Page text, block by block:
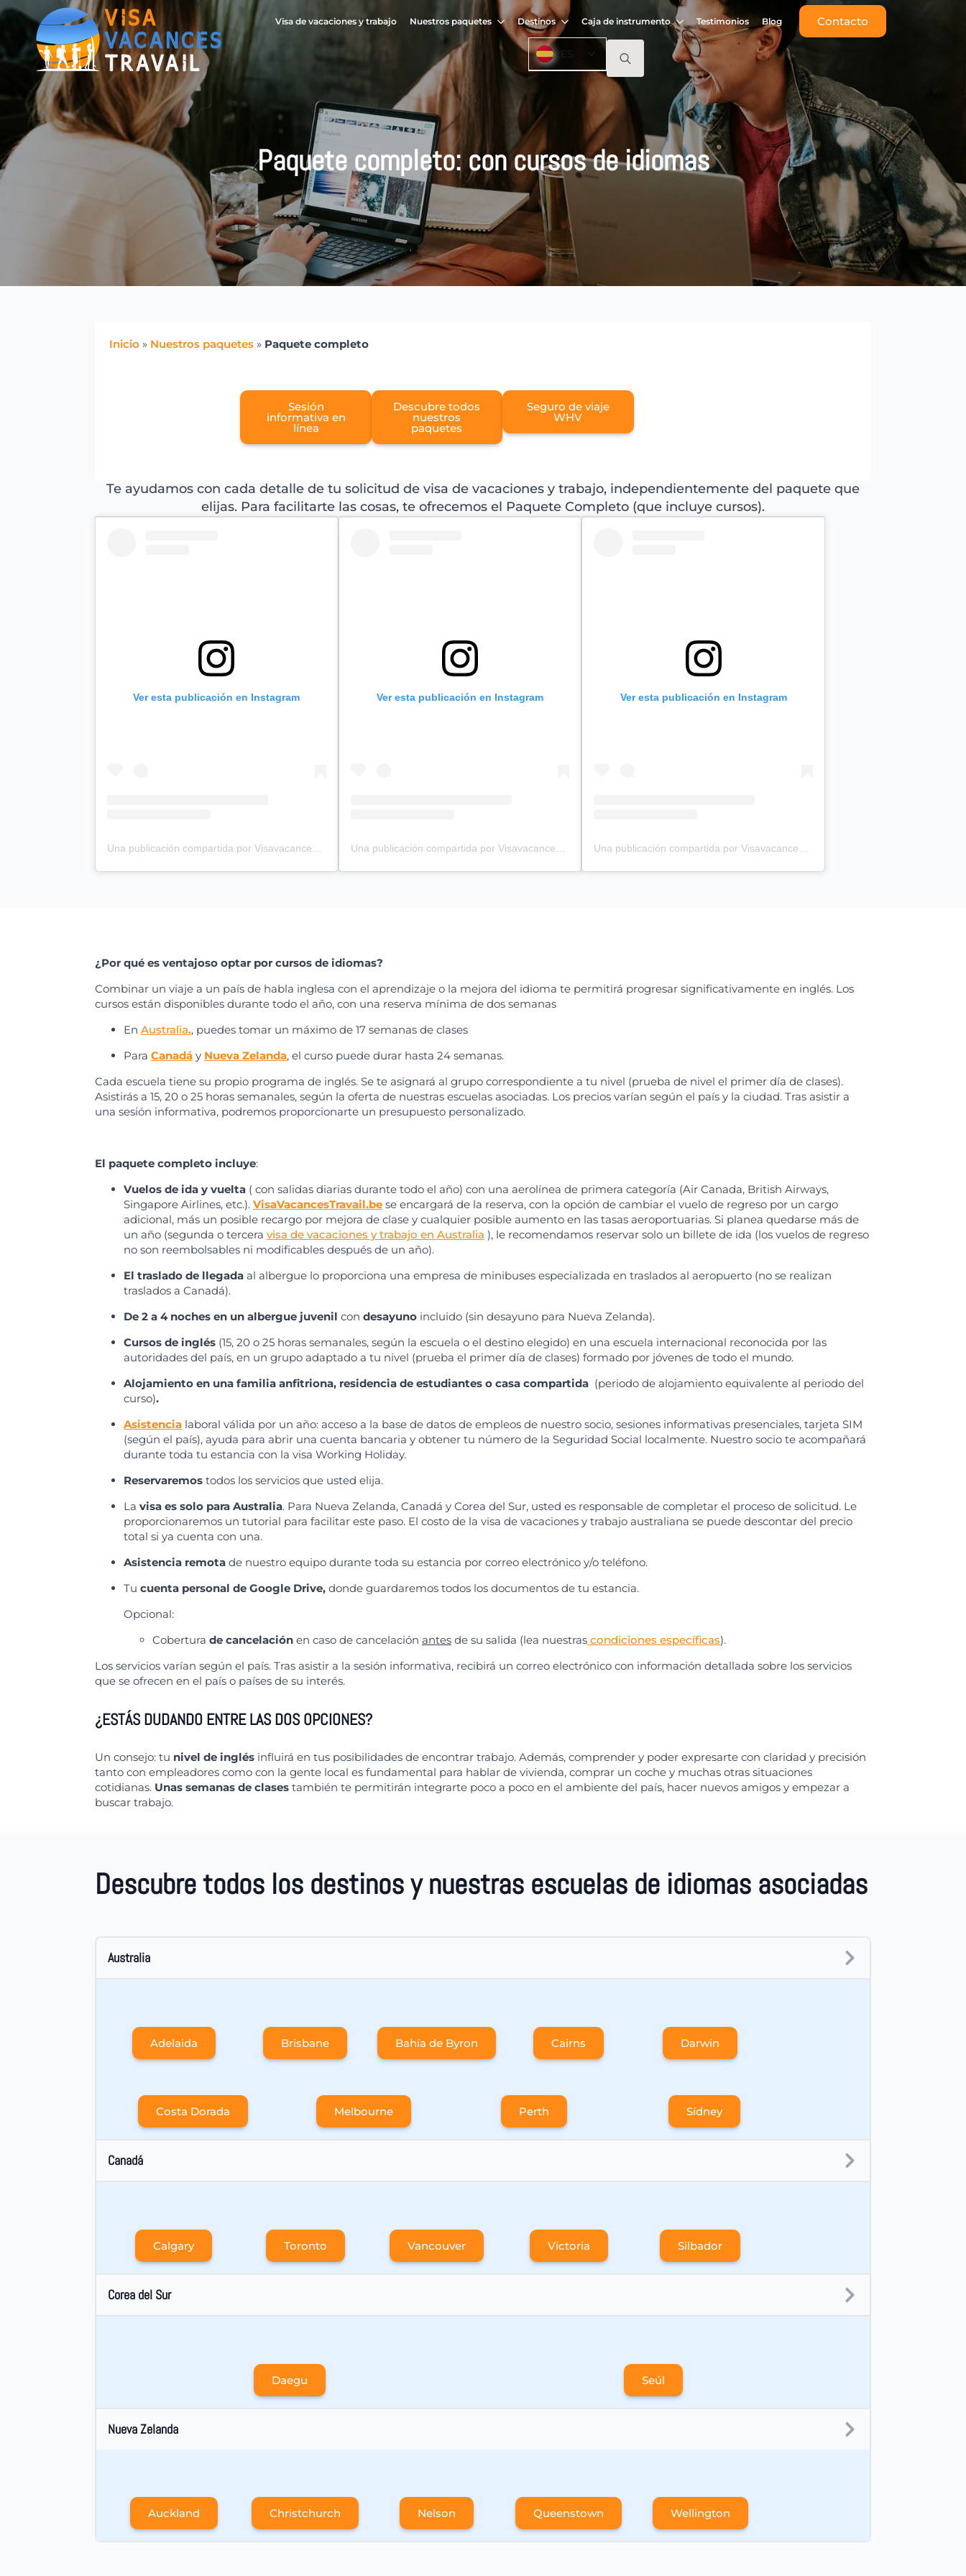
Visa de vacaciones y trabajo Nuestros paquetes Destinos Caja de instrumento Testimonios Blog Contacto
ES
Buscar:
Paquete completo: con cursos de idiomas
Inicio » Nuestros paquetes » Paquete completo
Sesión
informativa en
línea
Descubre todos
nuestros
paquetes
Seguro de viaje
WHV
Te ayudamos con cada detalle de tu solicitud de visa de vacaciones y trabajo, independientemente del paquete que
elijas. Para facilitarte las cosas, te ofrecemos el Paquete Completo (que incluye cursos).
Ver esta publicación en Instagram
Una publicación compartida por Visavacancestravail.be (@visa_vacances_travail)
Ver esta publicación en Instagram
Una publicación compartida por Visavacancestravail.be (@visa_vacances_travail)
Ver esta publicación en Instagram
Una publicación compartida por Visavacancestravail.be (@visa_vacances_travail)
¿Por qué es ventajoso optar por cursos de idiomas?
Combinar un viaje a un país de habla inglesa con el aprendizaje o la mejora del idioma te permitirá progresar significativamente en inglés. Los
cursos están disponibles durante todo el año, con una reserva mínima de dos semanas
En Australia., puedes tomar un máximo de 17 semanas de clases
Para Canadá y Nueva Zelanda, el curso puede durar hasta 24 semanas.
Cada escuela tiene su propio programa de inglés. Se te asignará al grupo correspondiente a tu nivel (prueba de nivel el primer día de clases).
Asistirás a 15, 20 o 25 horas semanales, según la oferta de nuestras escuelas asociadas. Los precios varían según el país y la ciudad. Tras asistir a
una sesión informativa, podremos proporcionarte un presupuesto personalizado.
El paquete completo incluye:
Vuelos de ida y vuelta ( con salidas diarias durante todo el año) con una aerolínea de primera categoría (Air Canada, British Airways,
Singapore Airlines, etc.). VisaVacancesTravail.be se encargará de la reserva, con la opción de cambiar el vuelo de regreso por un cargo
adicional, más un posible recargo por mejora de clase y cualquier posible aumento en las tasas aeroportuarias. Si planea quedarse más de
un año (segunda o tercera visa de vacaciones y trabajo en Australia ), le recomendamos reservar solo un billete de ida (los vuelos de regreso
no son reembolsables ni modificables después de un año).
El traslado de llegada al albergue lo proporciona una empresa de minibuses especializada en traslados al aeropuerto (no se realizan
traslados a Canadá).
De 2 a 4 noches en un albergue juvenil con desayuno incluido (sin desayuno para Nueva Zelanda).
Cursos de inglés (15, 20 o 25 horas semanales, según la escuela o el destino elegido) en una escuela internacional reconocida por las
autoridades del país, en un grupo adaptado a tu nivel (prueba el primer día de clases) formado por jóvenes de todo el mundo.
Alojamiento en una familia anfitriona, residencia de estudiantes o casa compartida (periodo de alojamiento equivalente al periodo del
curso).
Asistencia laboral válida por un año: acceso a la base de datos de empleos de nuestro socio, sesiones informativas presenciales, tarjeta SIM
(según el país), ayuda para abrir una cuenta bancaria y obtener tu número de la Seguridad Social localmente. Nuestro socio te acompañará
durante toda tu estancia con la visa Working Holiday.
Reservaremos todos los servicios que usted elija.
La visa es solo para Australia. Para Nueva Zelanda, Canadá y Corea del Sur, usted es responsable de completar el proceso de solicitud. Le
proporcionaremos un tutorial para facilitar este paso. El costo de la visa de vacaciones y trabajo australiana se puede descontar del precio
total si ya cuenta con una.
Asistencia remota de nuestro equipo durante toda su estancia por correo electrónico y/o teléfono.
Tu cuenta personal de Google Drive, donde guardaremos todos los documentos de tu estancia.
Opcional:
Cobertura de cancelación en caso de cancelación antes de su salida (lea nuestras condiciones específicas).
Los servicios varían según el país. Tras asistir a la sesión informativa, recibirá un correo electrónico con información detallada sobre los servicios
que se ofrecen en el país o países de su interés.
¿ESTÁS DUDANDO ENTRE LAS DOS OPCIONES?
Un consejo: tu nivel de inglés influirá en tus posibilidades de encontrar trabajo. Además, comprender y poder expresarte con claridad y precisión
tanto con empleadores como con la gente local es fundamental para hablar de vivienda, comprar un coche y muchas otras situaciones
cotidianas. Unas semanas de clases también te permitirán integrarte poco a poco en el ambiente del país, hacer nuevos amigos y empezar a
buscar trabajo.
Descubre todos los destinos y nuestras escuelas de idiomas asociadas
Australia
Adelaida Brisbane Bahía de Byron Cairns Darwin
Costa Dorada Melbourne Perth Sídney
Canadá
Calgary Toronto Vancouver Victoria Silbador
Corea del Sur
Daegu Seúl
Nueva Zelanda
Auckland Christchurch Nelson Queenstown Wellington